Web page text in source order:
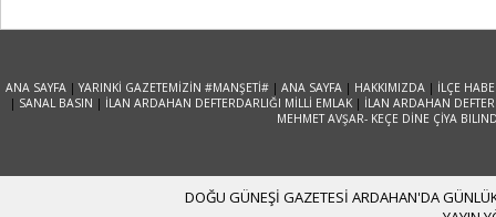
ANA SAYFA |YARINKİ GAZETEMİZİN #MANŞETİ# |ANA SAYFA | HAKKIMIZDA | İLÇE
| SANAL BASIN | İLAN ARDAHAN DEFTERDARLIĞI MİLLİ EMLAK | İLAN ARDAHAN
MEHMET AVŞAR- KEÇE DİNE ÇİYA
DOĞU GÜNEŞİ GAZETESİ ARDAHAN'DA